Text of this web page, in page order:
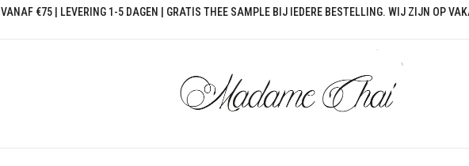
VANAF €75 | LEVERING 1-5 DAGEN | GRATIS THEE SAMPLE BIJ IEDERE BESTELLING. WIJ ZIJN OP